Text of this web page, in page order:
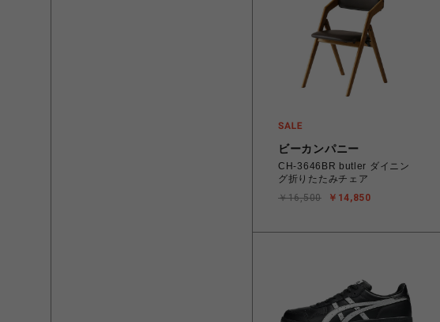
ビーカンパニー
CH-3646BR butler ダイニン
グ折りたたみチェア
￥14,850
￥16,500